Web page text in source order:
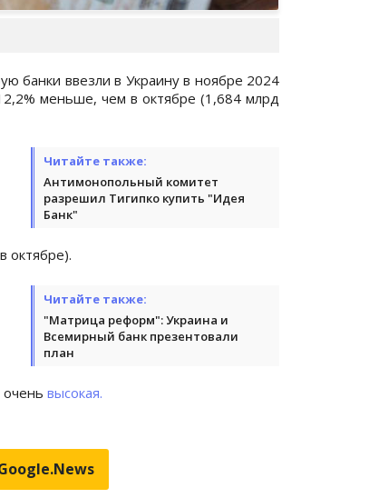
банки ввезли в Украину в ноябре 2024
меньше, чем в октябре (1,684 млрд
Читайте также:
Антимонопольный комитет
разрешил Тигипко купить "Идея
Банк"
октябре).
Читайте также:
"Матрица реформ": Украина и
Всемирный банк презентовали
план
высокая.